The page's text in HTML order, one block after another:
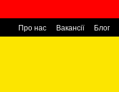
Про нас Вакансії Блог